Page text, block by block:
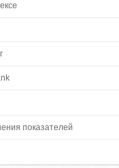
показателей